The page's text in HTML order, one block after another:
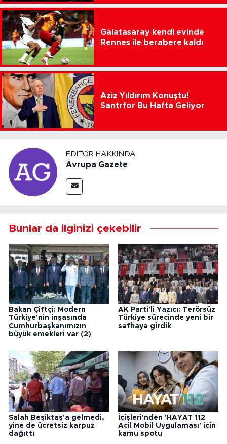
Galatasaray kendi evinde
Rennes ile berabere kaldı
Aziz Yıldırım Konuştu!
Santrfor Bu Hafta Geliyor
EDITÖR HAKKINDA
Avrupa Gazete
Bunlar da ilginizi çekebilir
Bakan Çiftçi: Modern
Türkiye'nin inşasında
Cumhurbaşkanımızın
büyük emekleri var (2)
AK Parti'li Yazıcı: Terörsüz
Türkiye sürecinde yeni bir
safhaya girdik
Salah Beşiktaş'a gelmedi,
yine de ücretsiz karpuz
dağıttı
İçişleri'nden 'HAYAT 112
Acil Mobil Uygulaması' için
kamu spotu